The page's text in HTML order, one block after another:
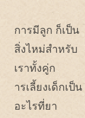
การมีลูก ก็เป็น
สิ่งไหม่สำหรับ
เราทั้งคู่ก
ารเลี้ยงเด็กเป็น
อะไรที่ยา